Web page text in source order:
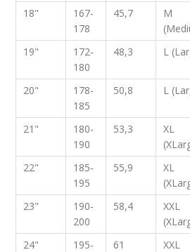
18"
167-
178
45,7
M
19"
172-
180
48,3 L
20"
178-
185
50,8 L
21"
180-
190
53,3
XL
22"
185-
195
55,9
XL
23"
190-
200
58,4
XXL
24"
195-
61
XXL